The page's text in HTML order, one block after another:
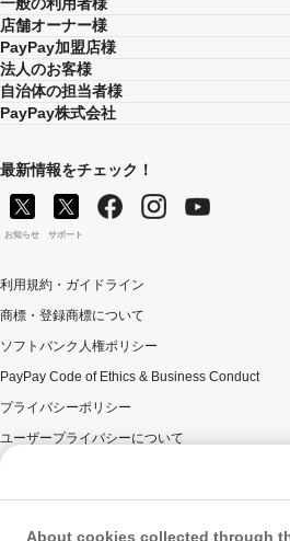
店舗オーナー様
PayPay加盟店様
法人のお客様
自治体の担当者様
PayPay株式会社
最新情報をチェック！
お知らせ サポート
利用規約・ガイドライン
商標・登録商標について
ソフトバンク人権ポリシー
PayPay Code of Ethics & Business Conduct
プライバシーポリシー
ユーザープライバシーについて
ウェブサイト利用規約
反社会的勢力に対する方針
About cookies collected through